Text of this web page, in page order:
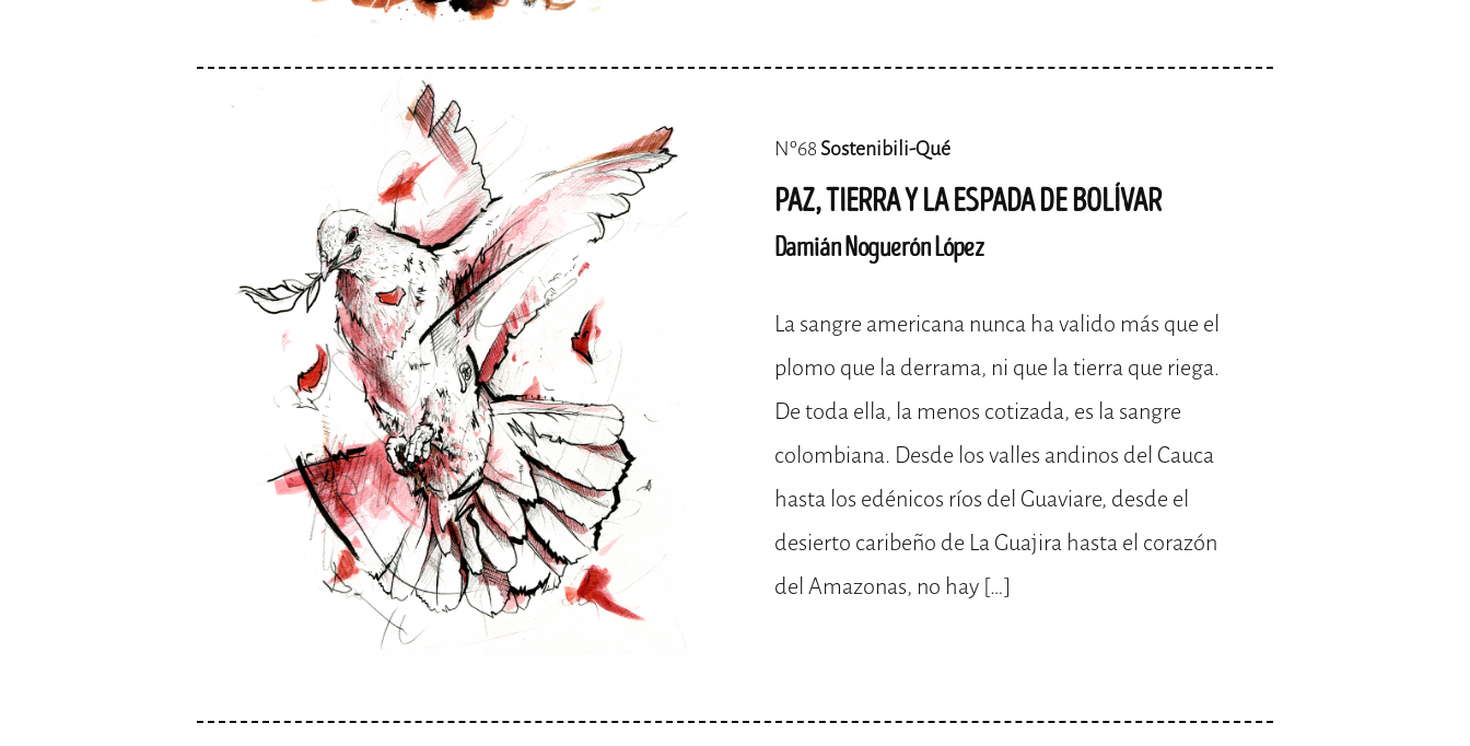
Nº68 Sostenibili-Qué
PAZ, TIERRA Y LA ESPADA DE BOLÍVAR
Damián Noguerón López
La sangre americana nunca ha valido más que el
plomo que la derrama, ni que la tierra que riega.
De toda ella, la menos cotizada, es la sangre
colombiana. Desde los valles andinos del Cauca
hasta los edénicos ríos del Guaviare, desde el
desierto caribeño de La Guajira hasta el corazón
del Amazonas, no hay […]